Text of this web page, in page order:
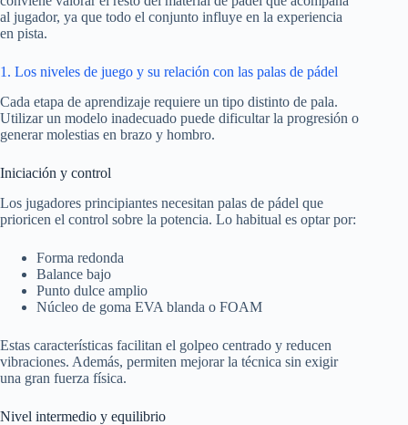
al jugador, ya que todo el conjunto influye en la experiencia
en pista.
1. Los niveles de juego y su relación con las palas de pádel
Cada etapa de aprendizaje requiere un tipo distinto de pala.
Utilizar un modelo inadecuado puede dificultar la progresión o
generar molestias en brazo y hombro.
Iniciación y control
Los jugadores principiantes necesitan palas de pádel que
prioricen el control sobre la potencia. Lo habitual es optar por:
Forma redonda
Balance bajo
Punto dulce amplio
Núcleo de goma EVA blanda o FOAM
Estas características facilitan el golpeo centrado y reducen
vibraciones. Además, permiten mejorar la técnica sin exigir
una gran fuerza física.
Nivel intermedio y equilibrio